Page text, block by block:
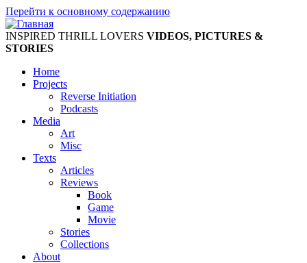
Перейти к основному содержанию
INSPIRED THRILL LOVERS VIDEOS, PICTURES &
STORIES
Home
Projects
Reverse Initiation
Podcasts
Media
Art
Misc
Texts
Articles
Reviews
Book
Game
Movie
Stories
Collections
About